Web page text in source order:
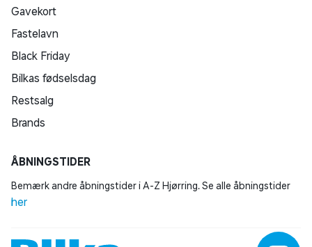
Gavekort
Fastelavn
Black Friday
Bilkas fødselsdag
Restsalg
Brands
ÅBNINGSTIDER
Bemærk andre åbningstider i A-Z Hjørring. Se alle åbningstider
her